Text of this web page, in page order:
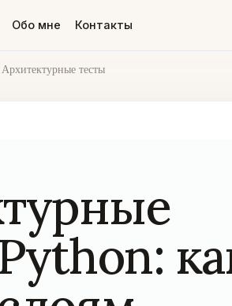
Обо мне Контакты
Архитектурные тесты